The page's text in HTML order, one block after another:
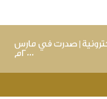
| صدرت في مارس
٢٠٠٠م